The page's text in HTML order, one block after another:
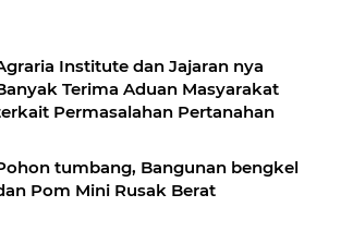
Institute dan Jajaran nya
Terima Aduan Masyarakat
Permasalahan Pertanahan
tumbang, Bangunan bengkel
Pom Mini Rusak Berat